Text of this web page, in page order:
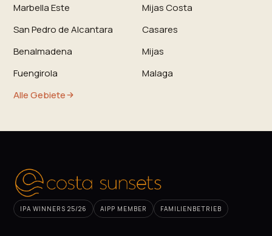
Marbella Este
Mijas Costa
San Pedro de Alcantara
Casares
Benalmadena
Mijas
Fuengirola
Malaga
Alle Gebiete
IPA WINNERS 25/26 AIPP MEMBER FAMILIENBETRIEB